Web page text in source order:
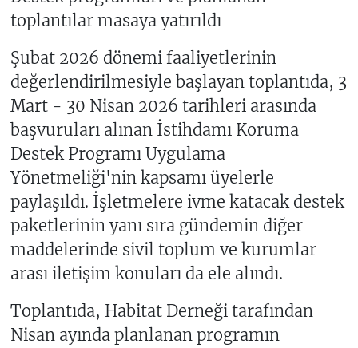
toplantılar masaya yatırıldı
Şubat 2026 dönemi faaliyetlerinin
değerlendirilmesiyle başlayan toplantıda, 3
Mart - 30 Nisan 2026 tarihleri arasında
başvuruları alınan İstihdamı Koruma
Destek Programı Uygulama
Yönetmeliği'nin kapsamı üyelerle
paylaşıldı. İşletmelere ivme katacak destek
paketlerinin yanı sıra gündemin diğer
maddelerinde sivil toplum ve kurumlar
arası iletişim konuları da ele alındı.
Toplantıda, Habitat Derneği tarafından
Nisan ayında planlanan programın